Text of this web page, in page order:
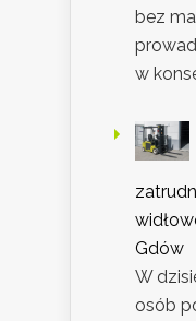
bez
w
Gdów
W
osób